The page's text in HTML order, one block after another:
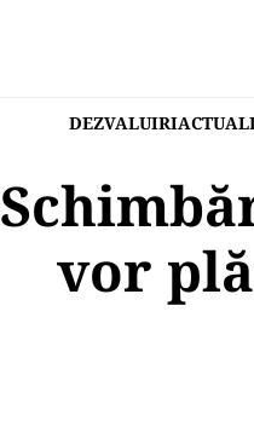
DEZVALUIRI
vor